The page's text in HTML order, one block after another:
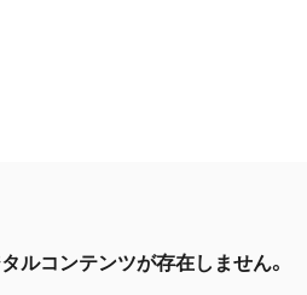
ルコンテンツが存在しません。